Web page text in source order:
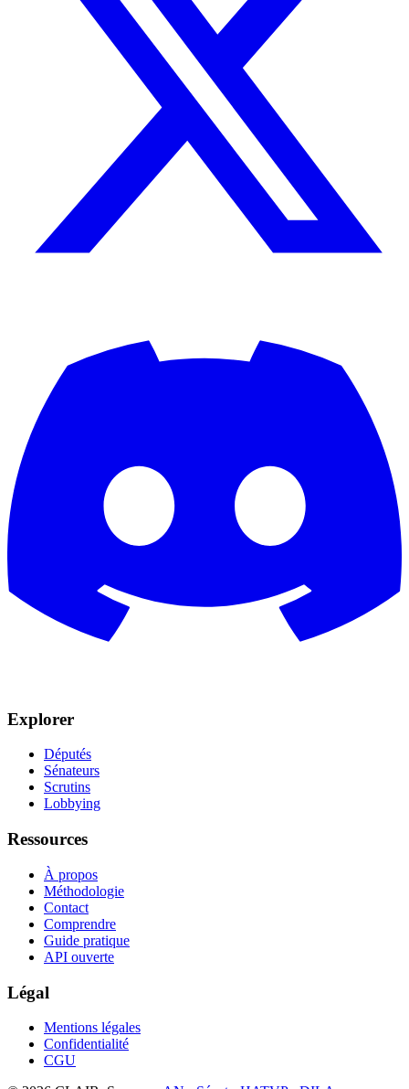
Explorer
Députés
Sénateurs
Scrutins
Lobbying
Ressources
À propos
Méthodologie
Contact
Comprendre
Guide pratique
API ouverte
Légal
Mentions légales
Confidentialité
CGU